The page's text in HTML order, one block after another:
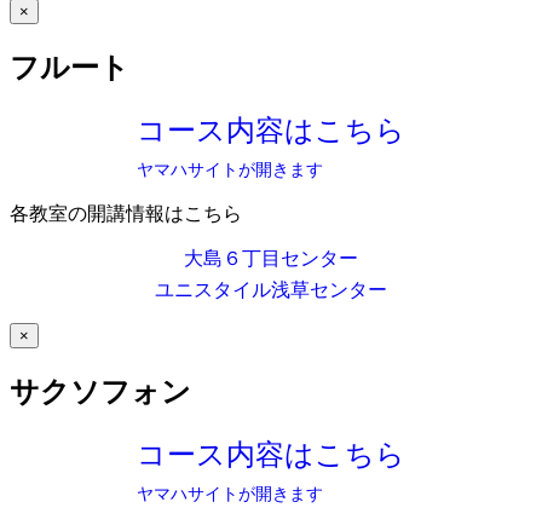
×
フルート
コース内容はこちら
ヤマハサイトが開きます
各教室の開講情報はこちら
大島６丁目センター
ユニスタイル浅草センター
×
サクソフォン
コース内容はこちら
ヤマハサイトが開きます